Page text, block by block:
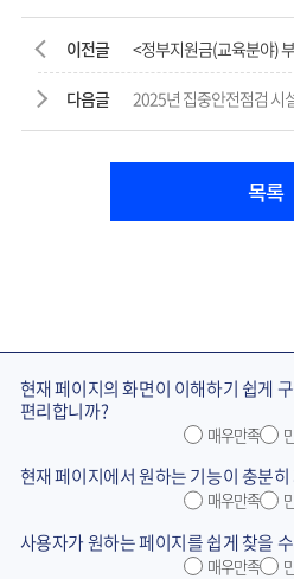
이전글
다음글 2025년 집중안전점검 시
목록
현재 페이지의 화면이 이해하기 쉽게
편리합니까?
매우만족
현재 페이지에서 원하는 기능이 충분
매우만족
사용자가 원하는 페이지를 쉽게 찾을
매우만족